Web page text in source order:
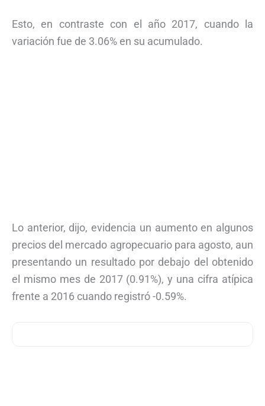
Esto, en contraste con el año 2017, cuando la
variación fue de 3.06% en su acumulado.
Lo anterior, dijo, evidencia un aumento en algunos
precios del mercado agropecuario para agosto, aun
presentando un resultado por debajo del obtenido
el mismo mes de 2017 (0.91%), y una cifra atípica
frente a 2016 cuando registró -0.59%.